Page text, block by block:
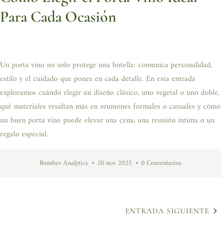
Para Cada Ocasión
Un porta vino no solo protege una botella: comunica personalidad,
estilo y el cuidado que pones en cada detalle. En esta entrada
exploramos cuándo elegir un diseño clásico, uno vegetal o uno doble,
qué materiales resaltan más en reuniones formales o casuales y cómo
un buen porta vino puede elevar una cena, una reunión íntima o un
regalo especial.
Bomber Analytics 20 nov 2025 0 Comentarios
ENTRADA SIGUIENTE